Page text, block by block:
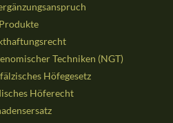
Produkte
Techniken (NGT)
Höfegesetz
Höferecht